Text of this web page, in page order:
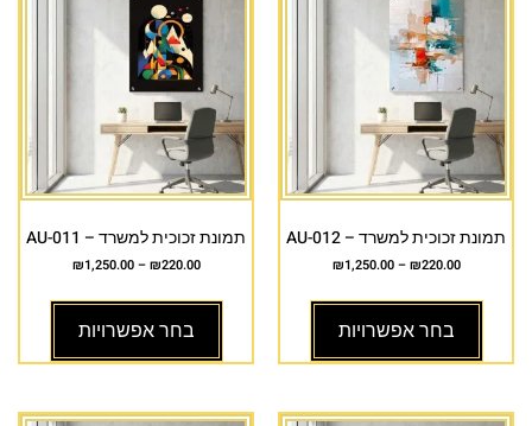
תמונת זכוכית למשרד – AU-012
₪220.00
–
₪1,250.00
בחר אפשרויות
תמונת זכוכית למשרד – AU-011
₪220.00
–
₪1,250.00
בחר אפשרויות